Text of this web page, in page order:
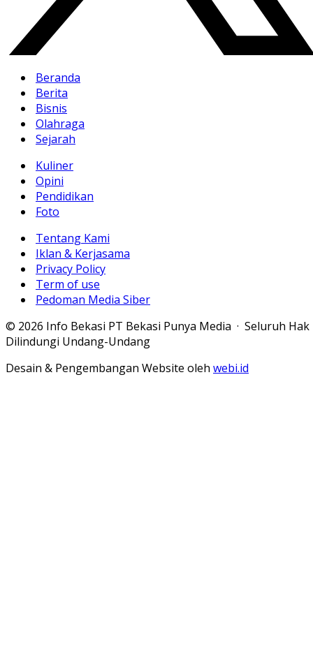
Beranda
Berita
Bisnis
Olahraga
Sejarah
Kuliner
Opini
Pendidikan
Foto
Tentang Kami
Iklan & Kerjasama
Privacy Policy
Term of use
Pedoman Media Siber
© 2026 Info Bekasi PT Bekasi Punya Media · Seluruh Hak
Dilindungi Undang-Undang
Desain & Pengembangan Website oleh webi.id